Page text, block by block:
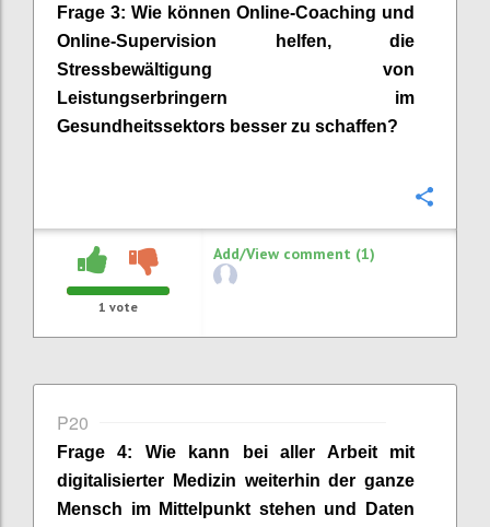
Frage 3: Wie können Online-Coaching und
Online-Supervision helfen, die
Stressbewältigung von
Leistungserbringern im
Gesundheitssektors besser zu schaffen?
1 vote
Add/View comment (1)
P20
Frage 4: Wie kann
bei aller Arbeit mit
digital isierter Medizin weiterhinder ganze
Mensch im Mittelpunkt stehen und
Daten